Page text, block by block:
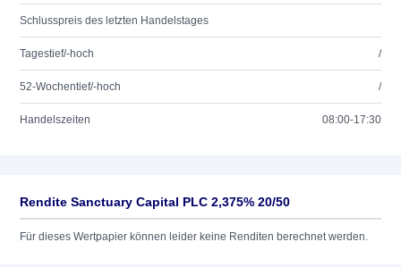
Schlusspreis des letzten Handelstages
Tagestief/-hoch /
52-Wochentief/-hoch /
Handelszeiten 08:00-17:30
Rendite Sanctuary Capital PLC 2,375% 20/50
Für dieses Wertpapier können leider keine Renditen berechnet werden.